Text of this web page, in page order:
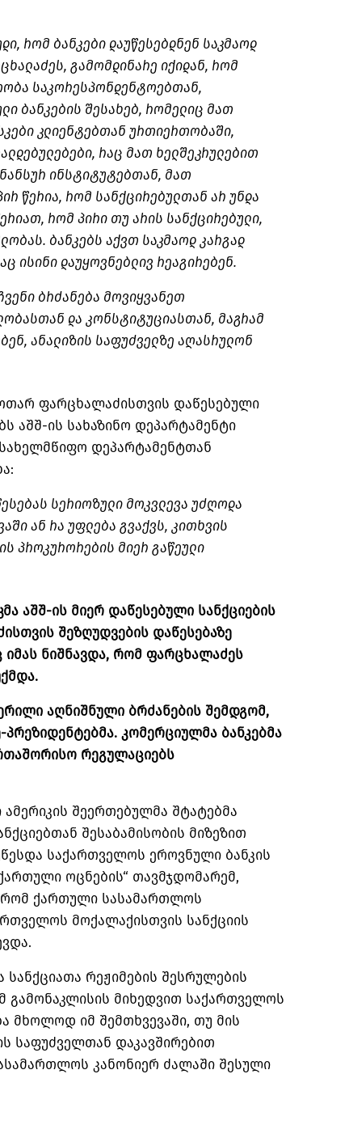
რომ ბანკები დაუწესებდნენ საკმაოდ
გამომდინარე იქიდან, რომ
საკორესპონდენტოებთან,
ბანკების შესახებ, რომელიც მათ
კლიენტებთან ურთიერთობაში,
რაც მათ ხელშეკრულებით
ინსტიტუტებთან, მათ
წერია, რომ სანქცირებულთან არ უნდა
რომ პირი თუ არის სანქცირებული,
ბანკებს აქვთ საკმაოდ კარგად
ისინი დაუყოვნებლივ რეაგირებენ.
ბრძანება მოვიყვანეთ
და კონსტიტუციასთან, მაგრამ
ანალიზის საფუძველზე აღასრულონ
ფარცხალაძისთვის დაწესებული
აშშ-ის სახაზინო დეპარტამენტი
დეპარტამენტთან
სერიოზული მოკვლევა უძღოდა
ან რა უფლება გვაქვს, კითხვის
პროკურორების მიერ გაწეული
აშშ-ის მიერ დაწესებული სანქციების
შეზღუდვების დაწესებაზე
ნიშნავდა, რომ ფარცხალაძეს
აღნიშნული ბრძანების შემდგომ,
კომერციულმა ბანკებმა
რეგულაციებს
შეერთებულმა შტატებმა
შესაბამისობის მიზეზით
საქართველოს ეროვნული ბანკის
ოცნების“ თავმჯდომარემ,
რომ ქართული სასამართლოს
მოქალაქისთვის სანქციის
რეჟიმების შესრულების
გამონაკლისის მიხედვით საქართველოს
მხოლოდ იმ შემთხვევაში, თუ მის
საფუძველთან დაკავშირებით
კანონიერ ძალაში შესული